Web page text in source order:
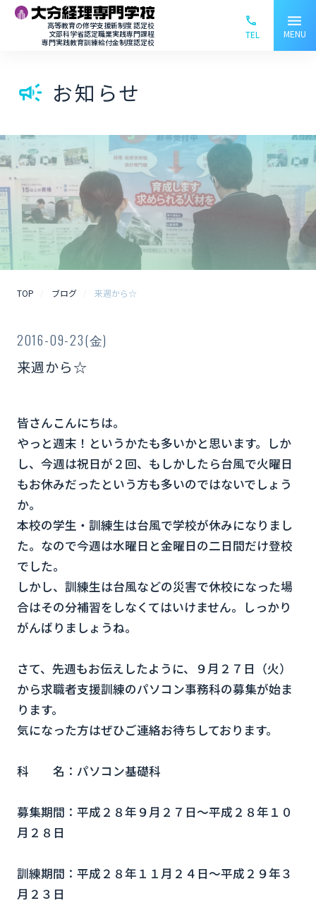
高等教育の修学支援新制度 認定校
文部科学省認定職業実践専門課程
専門実践教育訓練給付金制度認定校
TEL
menu
MENU
campaign お知らせ
TOP ブログ 来週から☆
2016-09-23(金)
来週から☆
皆さんこんにちは。
やっと週末！というかたも多いかと思います。しか
し、今週は祝日が２回、もしかしたら台風で火曜日
もお休みだったという方も多いのではないでしょう
か。
本校の学生・訓練生は台風で学校が休みになりまし
た。なので今週は水曜日と金曜日の二日間だけ登校
でした。
しかし、訓練生は台風などの災害で休校になった場
合はその分補習をしなくてはいけません。しっかり
がんばりましょうね。
さて、先週もお伝えしたように、９月２７日（火）
から求職者支援訓練のパソコン事務科の募集が始ま
ります。
気になった方はぜひご連絡お待ちしております。
科 名：パソコン基礎科
募集期間：平成２８年９月２７日～平成２８年１０
月２８日
訓練期間：平成２８年１１月２４日～平成２９年３
月２３日